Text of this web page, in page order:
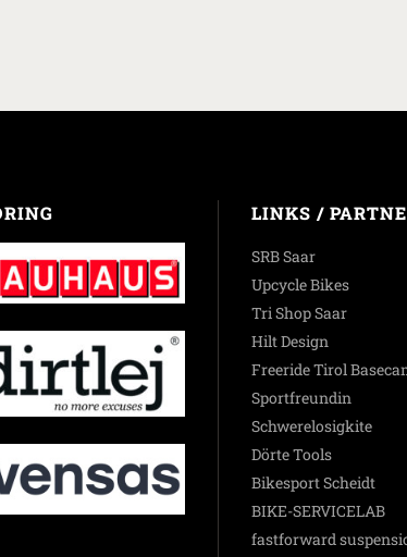
LINKS /
SRB Saar
Upcycle Bikes
Tri Shop Saar
Hilt Design
Freeride Tirol
Sportfreundin
Schwerelosigkite
Dörte Tools
Bikesport Scheidt
BIKE-SERVICELAB
fastforward